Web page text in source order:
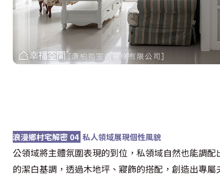
浪漫鄉村宅解密 04 私人領域展現個性風貌
公領域將主體氛圍表現的到位，私領域自然也能調
的潔白基調，透過木地坪、寢飾的搭配，創造出專